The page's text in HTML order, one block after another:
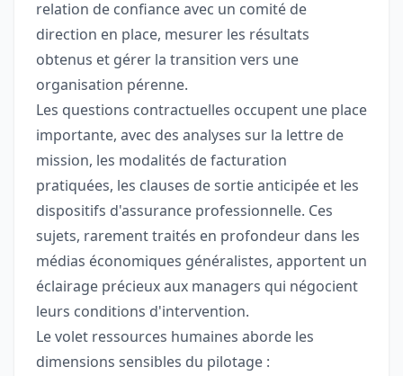
relation de confiance avec un comité de
direction en place, mesurer les résultats
obtenus et gérer la transition vers une
organisation pérenne.
Les questions contractuelles occupent une place
importante, avec des analyses sur la lettre de
mission, les modalités de facturation
pratiquées, les clauses de sortie anticipée et les
dispositifs d'assurance professionnelle. Ces
sujets, rarement traités en profondeur dans les
médias économiques généralistes, apportent un
éclairage précieux aux managers qui négocient
leurs conditions d'intervention.
Le volet ressources humaines aborde les
dimensions sensibles du pilotage :